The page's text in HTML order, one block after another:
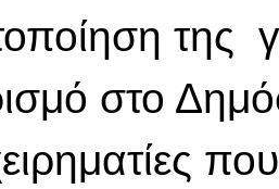
της
στο